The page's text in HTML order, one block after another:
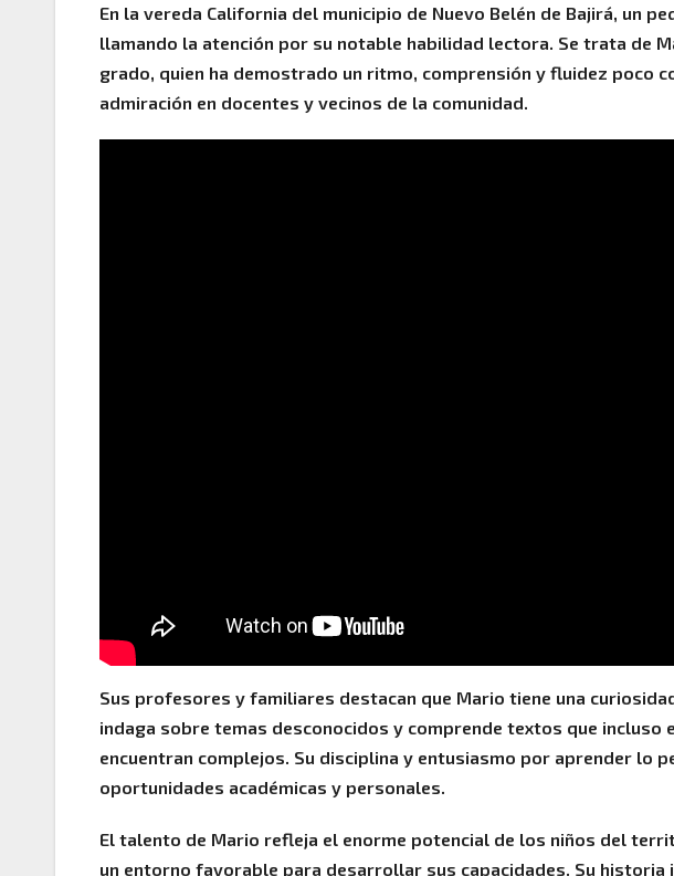
En la vereda California del municipio de Nuevo Belén de Bajirá, un
llamando la atención por su notable habilidad lectora. Se trata de
grado, quien ha demostrado un ritmo, comprensión y fluidez poco
admiración en docentes y vecinos de la comunidad.
Sus profesores y familiares destacan que Mario tiene una
indaga sobre temas desconocidos y comprende textos que
encuentran complejos. Su disciplina y entusiasmo por aprender lo
oportunidades académicas y personales.
El talento de Mario refleja el enorme potencial de los niños del
un entorno favorable para desarrollar sus capacidades. Su